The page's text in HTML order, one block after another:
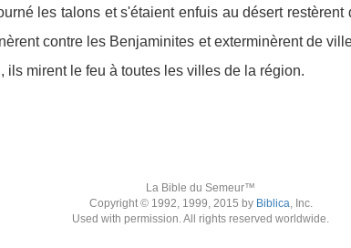
les talons et s'étaient enfuis au désert
contre les Benjaminites et exterminèrent de
ils mirent le feu à toutes les villes de la région.
La Bible du Semeur™
Copyright © 1992, 1999, 2015 by Biblica, Inc.
Used with permission. All rights reserved worldwide.